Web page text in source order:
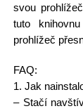
svou
tuto
prohlížeč
FAQ:
1. Jak
– Stačí